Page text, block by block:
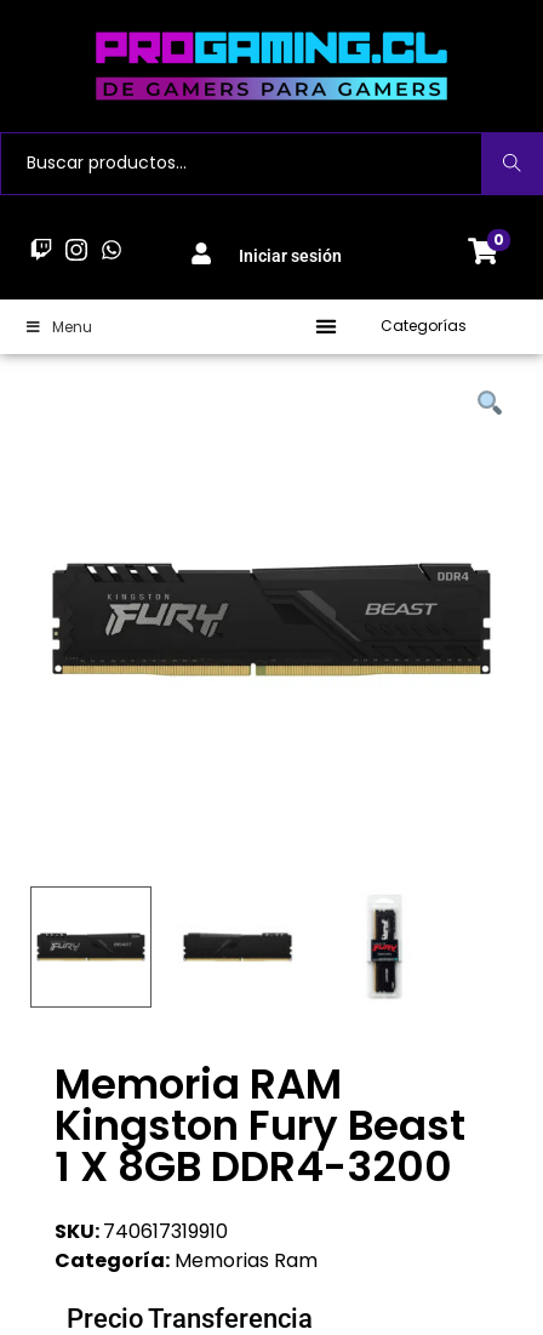
Buscar
Iniciar sesión
0
Menu Categorías
Memoria RAM
Kingston Fury Beast
1 X 8GB DDR4-3200
SKU:740617319910
Categoría: Memorias Ram
Precio Transferencia